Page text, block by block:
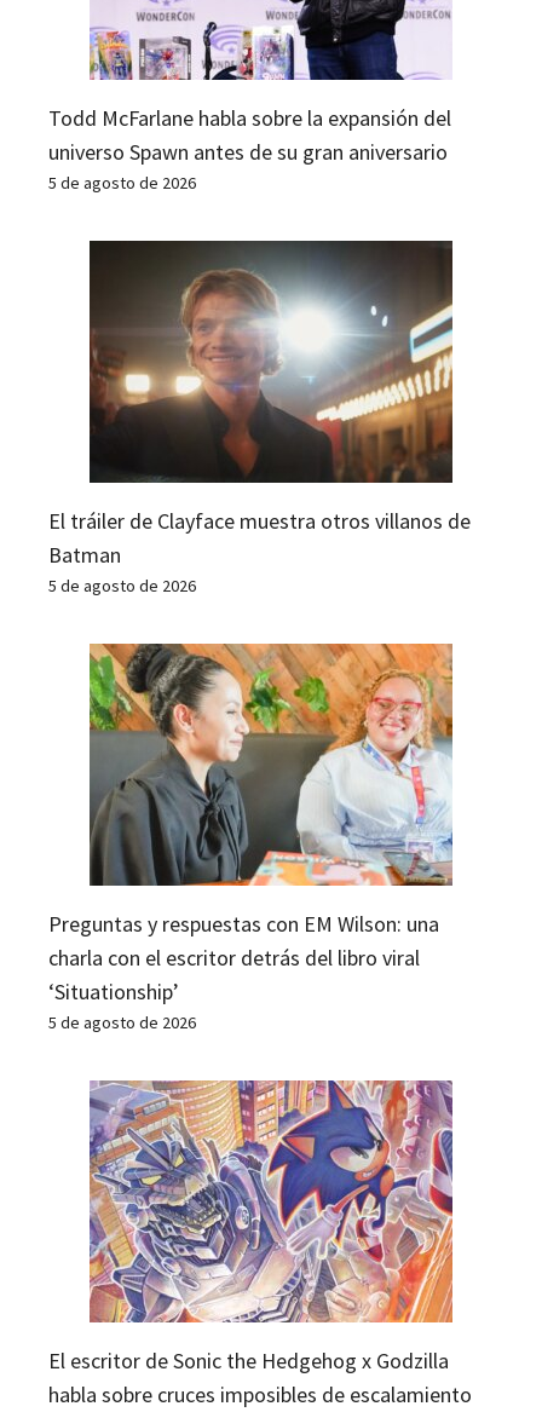
Todd McFarlane habla sobre la expansión del
universo Spawn antes de su gran aniversario
5 de agosto de 2026
El tráiler de Clayface muestra otros villanos de
Batman
5 de agosto de 2026
Preguntas y respuestas con EM Wilson: una
charla con el escritor detrás del libro viral
‘Situationship’
5 de agosto de 2026
El escritor de Sonic the Hedgehog x Godzilla
habla sobre cruces imposibles de escalamiento